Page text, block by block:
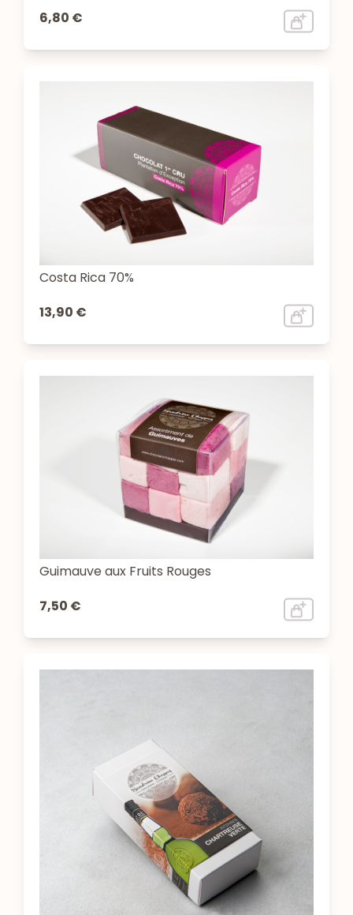
6,80 €
Costa Rica 70%
13,90 €
Guimauve aux Fruits Rouges
7,50 €